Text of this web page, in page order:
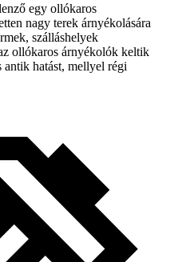
egy ollókaros
nagy terek árnyékolására
szálláshelyek
ollókaros árnyékolók keltik
antik hatást, mellyel régi